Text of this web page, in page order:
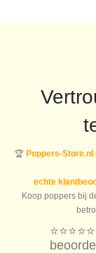
🏆 Poppers-Store.nl
echte
Koop poppers bij
⭐️⭐️⭐️⭐️⭐️